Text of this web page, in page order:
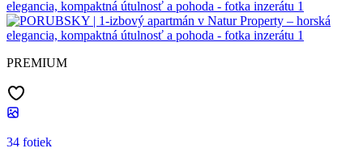
PREMIUM
34 fotiek